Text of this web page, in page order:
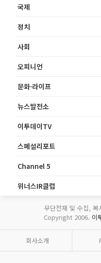
국제
정치
사회
오피니언
문화·라이프
뉴스발전소
이투데이TV
스페셜리포트
Channel 5
위너스IR클럽
무단전재 및 수집, 복
Copyright 2006. 이
회사소개